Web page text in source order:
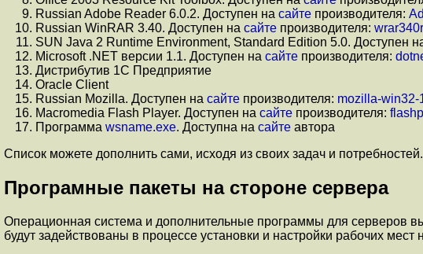
Russian Adobe Reader 6.0.2. Доступен на сайте производителя:
Russian WinRAR 3.40. Доступен на сайте производителя:
SUN Java 2 Runtime Environment, Standard Edition 5.0. Доступен
Microsoft .NET версии 1.1. Доступен на сайте производителя:
Дистрибутив 1С Предприятие
Oracle Client
Russian Mozilla. Доступен на сайте производителя: mozilla-win32-
Macromedia Flash Player. Доступен на сайте производителя:
Программа wsname.exe. Доступна на сайте автора
Список можете дополнить сами, исходя из своих задач и потребностей.
Програмные пакеты на стороне сервера
Операционная система и дополнительные программы для серверов
будут задействованы в процессе установки и настройки рабочих мест